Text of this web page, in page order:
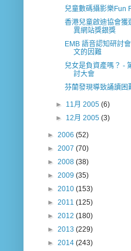
兒童數碼攝影樂Fun
香港兒童啟迪協會獲
異網站獎銀獎
EMB 語音認知研討
文的因難
兒女是負資產嗎？ -
討大會
芬蘭發現導致誦讀困
► 11月 2005(6)
► 12月 2005(3)
► 2006 (52)
► 2007 (70)
► 2008 (38)
► 2009 (35)
► 2010 (153)
► 2011 (125)
► 2012 (180)
► 2013 (229)
► 2014 (243)